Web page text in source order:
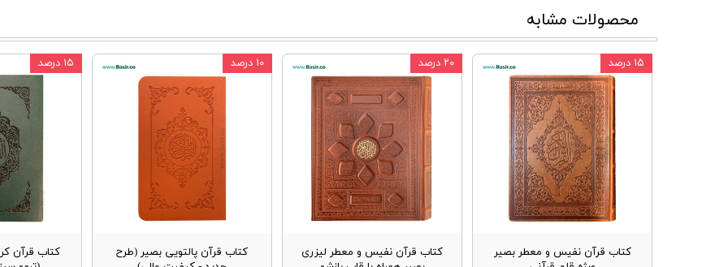
محصولات مشابه
کتاب قرآن نفیس و معطر بصیر
۱۵ درصد
کتاب قرآن نفیس و معطر لیزری
۲۰ درصد
کتاب قرآن پالتویی بصیر (طرح
۱۰ درصد
کتاب قرآن
۱۵ درصد